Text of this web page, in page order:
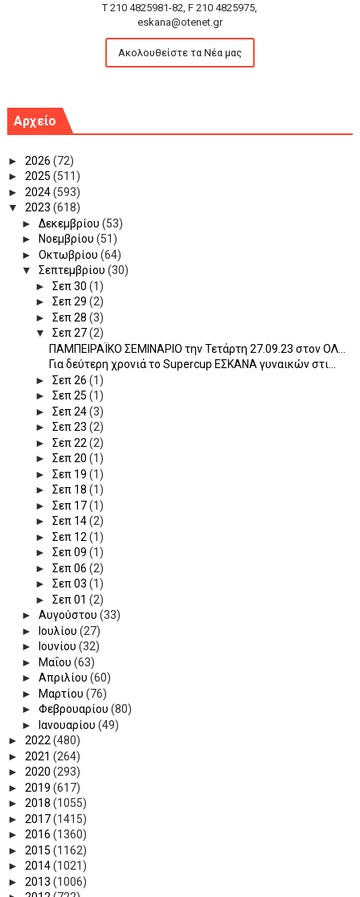
T 210 4825981-82, F 210 4825975,
eskana@otenet.gr
Ακολουθείστε τα Νέα μας
Αρχείο
► 2026 (72)
► 2025 (511)
► 2024(593)
▼ 2023 (618)
► Δεκεμβρίου (53)
►
Νοεμβρίου (51)
► Οκτωβρίου (64)
▼ Σεπτεμβρίου (30)
► Σεπ 30 (1)
► Σεπ 29 (2)
► Σεπ 28 (3)
▼ Σεπ 27(2)
ΠΑΜΠΕΙΡΑΪΚΟ ΣΕΜΙΝΑΡΙΟ την Τετάρτη 27.09.23 στον ΟΛ...
Για δεύτερη χρονιά το Supercup ΕΣΚΑΝΑ γυναικών στι...
► Σεπ 26 (1)
► Σεπ 25 (1)
► Σεπ 24(3)
► Σεπ 23 (2)
► Σεπ 22 (2)
► Σεπ 20 (1)
► Σεπ 19 (1)
► Σεπ 18 (1)
► Σεπ 17(1)
► Σεπ 14(2)
► Σεπ 12 (1)
► Σεπ 09 (1)
► Σεπ 06 (2)
► Σεπ 03 (1)
► Σεπ 01 (2)
► Αυγούστου (33)
►
Ιουλίου (27)
►
Ιουνίου (32)
►
Μαΐου (63)
► Απριλίου (60)
►
Μαρτίου (76)
► Φεβρουαρίου (80)
►
Ιανουαρίου (49)
► 2022(480)
► 2021 (264)
► 2020 (293)
► 2019 (617)
► 2018 (1055)
► 2017(1415)
► 2016 (1360)
► 2015 (1162)
► 2014(1021)
► 2013 (1006)